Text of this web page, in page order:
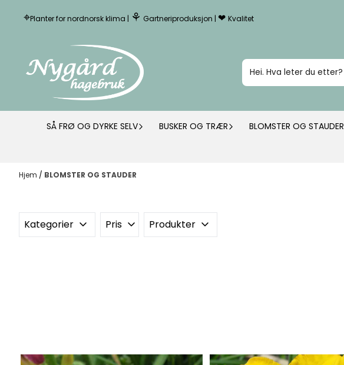
Hopp til innhold
⌖Planter for nordnorsk klima | ⚘ Gartneriproduksjon | ❤︎ Kvalitet
SÅ FRØ OG DYRKE SELV BUSKER OG TRÆR BLOMSTER OG STAUDER
Hjem / BLOMSTER OG STAUDER
Kategorier Pris Produkter